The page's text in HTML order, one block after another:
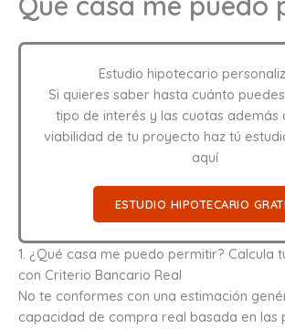
Estudio hipotecario
Si quieres saber hasta cuánto
tipo de interés y las cuotas además
viabilidad de tu proyecto haz tú
aquí
ESTUDIO HIPOTECARIO
1. ¿Qué casa me puedo permitir? Calcula
con Criterio Bancario Real
No te conformes con una estimación
capacidad de compra real basada en las